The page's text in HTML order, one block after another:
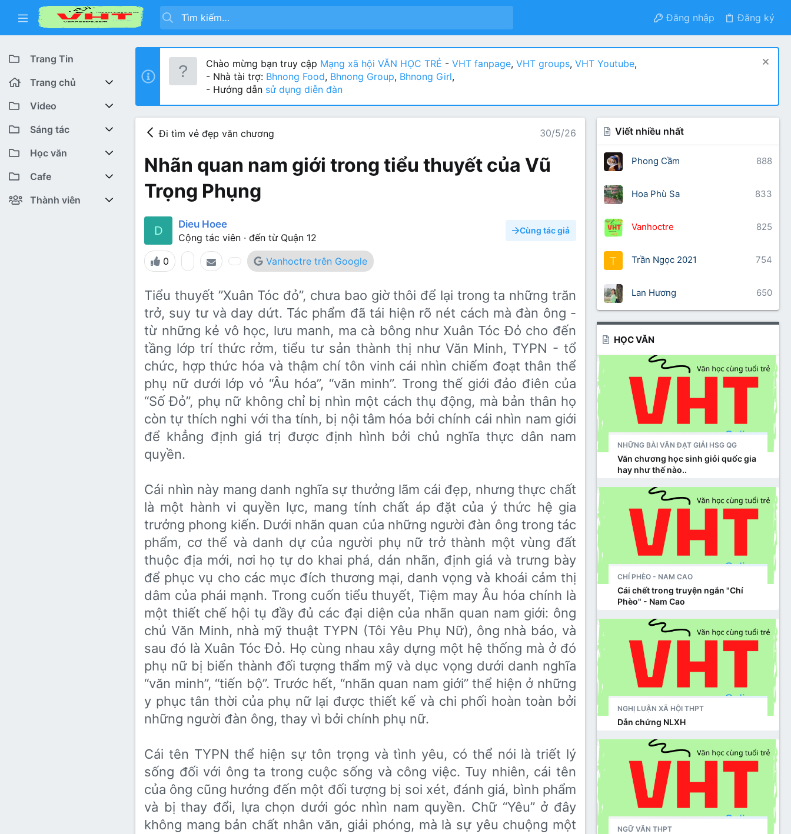
Đăng nhập Đăng ký
Trang Tin
Trang chủ
Diễn đàn
Bài viết mới
Có gì mới
Featured content
Bài viết mới
Video
Youtube VHT News
Youtube VHT
Tiktok
Sáng tác
Cuộc thi viết
Trại sáng tác
Liên hệ BTC
Học văn
Lớp 12
Lớp 11
Cafe
Cafe Văn chương
Thành viên
Chào mừng bạn truy cập Mạng xã hội VĂN HỌC TRẺ - VHT fanpage, VHT groups, VHT Youtube,
- Nhà tài trợ: Bhnong Food, Bhnong Group, Bhnong Girl,
- Hướng dẫn sử dụng diễn đàn
Đi tìm vẻ đẹp văn chương 30/5/26
Nhãn quan nam giới trong tiểu thuyết của Vũ
Trọng Phụng
D
Dieu Hoee
Cộng tác viên · đến từ Quận 12
Cùng tác giả
0 Vanhoctre trên Google
Tiểu thuyết ”Xuân Tóc đỏ”, chưa bao giờ thôi để lại trong ta những trăn
trở, suy tư và day dứt. Tác phẩm đã tái hiện rõ nét cách mà đàn ông -
từ những kẻ vô học, lưu manh, ma cà bông như Xuân Tóc Đỏ cho đến
tầng lớp trí thức rởm, tiểu tư sản thành thị như Văn Minh, TYPN - tổ
chức, hợp thức hóa và thậm chí tôn vinh cái nhìn chiếm đoạt thân thể
phụ nữ dưới lớp vỏ “Âu hóa”, “văn minh”. Trong thế giới đảo điên của
“Số Đỏ”, phụ nữ không chỉ bị nhìn một cách thụ động, mà bản thân họ
còn tự thích nghi với tha tính, bị nội tâm hóa bởi chính cái nhìn nam giới
để khẳng định giá trị được định hình bởi chủ nghĩa thực dân nam
quyền.
Cái nhìn này mang danh nghĩa sự thưởng lãm cái đẹp, nhưng thực chất
là một hành vi quyền lực, mang tính chất áp đặt của ý thức hệ gia
trưởng phong kiến. Dưới nhãn quan của những người đàn ông trong tác
phẩm, cơ thể và danh dự của người phụ nữ trở thành một vùng đất
thuộc địa mới, nơi họ tự do khai phá, dán nhãn, định giá và trưng bày
để phục vụ cho các mục đích thương mại, danh vọng và khoái cảm thị
dâm của phái mạnh. Trong cuốn tiểu thuyết, Tiệm may Âu hóa chính là
một thiết chế hội tụ đầy đủ các đại diện của nhãn quan nam giới: ông
chủ Văn Minh, nhà mỹ thuật TYPN (Tôi Yêu Phụ Nữ), ông nhà báo, và
sau đó là Xuân Tóc Đỏ. Họ cùng nhau xây dựng một hệ thống mà ở đó
phụ nữ bị biến thành đối tượng thẩm mỹ và dục vọng dưới danh nghĩa
“văn minh”, “tiến bộ”. Trước hết, “nhãn quan nam giới” thể hiện ở những
y phục tân thời của phụ nữ lại được thiết kế và chi phối hoàn toàn bởi
những người đàn ông, thay vì bởi chính phụ nữ.
Cái tên TYPN thể hiện sự tôn trọng và tình yêu, có thể nói là triết lý
sống đối với ông ta trong cuộc sống và công việc. Tuy nhiên, cái tên
của ông cũng hướng đến một đối tượng bị soi xét, đánh giá, bình phẩm
và bị thay đổi, lựa chọn dưới góc nhìn nam quyền. Chữ “Yêu” ở đây
không mang bản chất nhân văn, giải phóng, mà là sự yêu chuộng một
Viết nhiều nhất
888
Phong Cầm
833
Hoa Phù Sa
825
Vanhoctre
T 754
Trần Ngọc 2021
650
Lan Hương
HỌC VĂN
NHỮNG BÀI VĂN ĐẠT GIẢI HSG QG
Văn chương học sinh giỏi quốc gia
hay như thế nào..
CHÍ PHÈO - NAM CAO
Cái chết trong truyện ngắn "Chí
Phèo" - Nam Cao
NGHỊ LUẬN XÃ HỘI THPT
Dẫn chứng NLXH
NGỮ VĂN THPT